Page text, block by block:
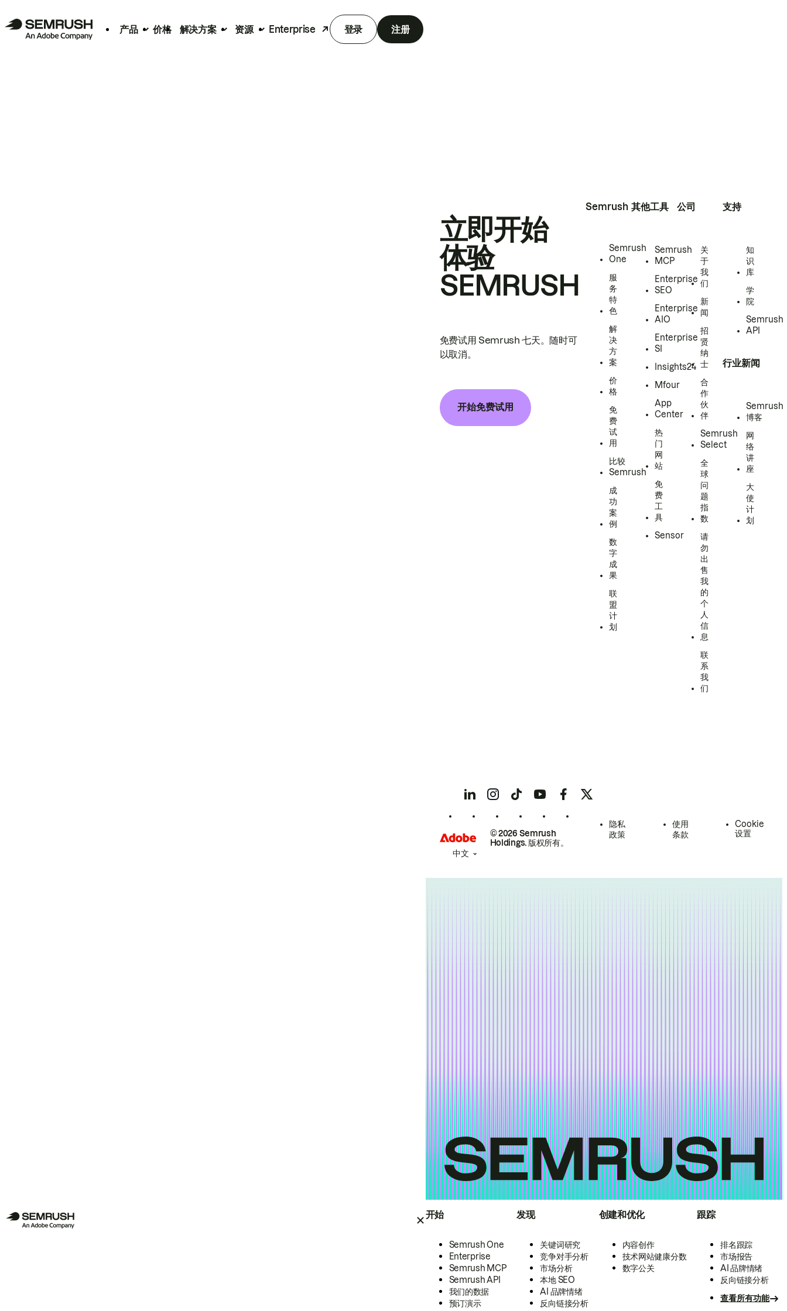
产品 价格 解决方案 资源 Enterprise 登录 注册
开始
Semrush One
Enterprise
Semrush MCP
Semrush API
我们的数据
预订演示
发现
关键词研究
竞争对手分析
市场分析
本地 SEO
AI 品牌情绪
反向链接分析
创建和优化
内容创作
技术网站健康分数
数字公关
跟踪
排名跟踪
市场报告
AI 品牌情绪
反向链接分析
查看所有功能
立即开始
体验
SEMRUSH
免费试用 Semrush 七天。随时可
以取消。
开始免费试用
Semrush
Semrush
One
服
务
特
色
解
决
方
案
价
格
免
费
试
用
比较
Semrush
成
功
案
例
数
字
成
果
联
盟
计
划
其他工具
Semrush
MCP
Enterprise
SEO
Enterprise
AIO
Enterprise
SI
Insights24
Mfour
App
Center
热
门
网
站
免
费
工
具
Sensor
公司
关
于
我
们
新
闻
招
贤
纳
士
合
作
伙
伴
Semrush
Select
全
球
问
题
指
数
请
勿
出
售
我
的
个
人
信
息
联
系
我
们
支持
知
识
库
学
院
Semrush
API
行业新闻
Semrush
博客
网
络
讲
座
大
使
计
划
© 2026 Semrush
Holdings. 版权所有。
隐私
政策
使用
条款
Cookie
设置
中文